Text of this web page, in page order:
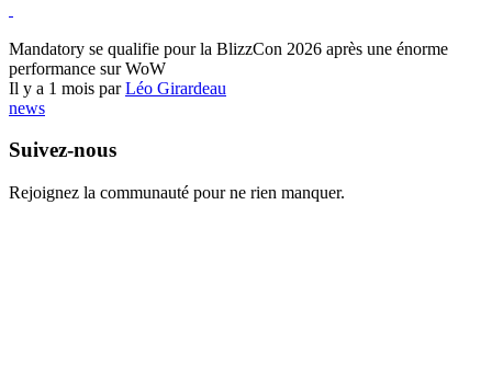
Mandatory se qualifie pour la BlizzCon 2026 après une énorme
performance sur WoW
Il y a 1 mois parLéo Girardeau
news
Suivez-nous
Rejoignez la communauté pour ne rien manquer.